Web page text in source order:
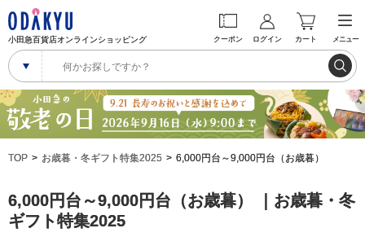
小田急百貨店オンラインショッピング クーポン ログイン カート メニュー
TOP お歳暮・冬ギフト特集2025 6,000円台～9,000円台（お歳暮）
6,000円台～9,000円台（お歳暮） ｜お歳暮・冬
ギフト特集2025